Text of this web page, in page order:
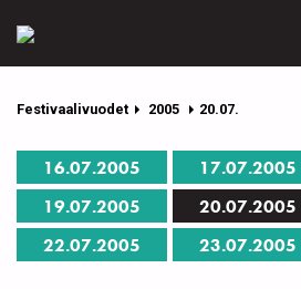
Festivaalivuodet 2005 20.07.
16.07.2005 17.07.2005
19.07.2005
20.07.2005
22.07.2005
23.07.2005